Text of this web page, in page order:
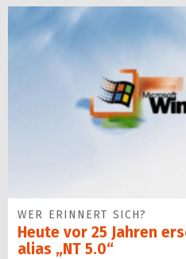
WER ERINNERT SICH?
Heute vor 25 Jahren
alias „NT 5.0“